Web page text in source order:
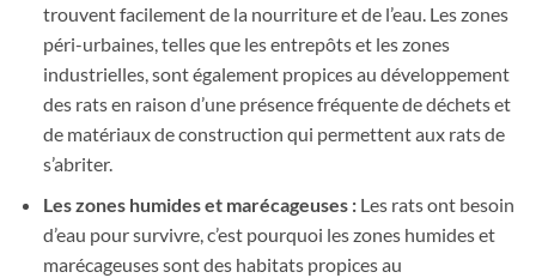
trouvent facilement de la nourriture et de l’eau. Les zones
péri-urbaines, telles que les entrepôts et les zones
industrielles, sont également propices au développement
des rats en raison d’une présence fréquente de déchets et
de matériaux de construction qui permettent aux rats de
s’abriter.
Les zones humides et marécageuses :Les rats ont besoin
d’eau pour survivre, c’est pourquoi les zones humides et
marécageuses sont des habitats propices au